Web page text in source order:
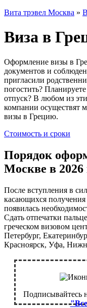
Вита трэвел Москва »
Виза в
Оформление визы в
документов и
пригласили
погостить?
отпуск? В любом из
компании осуществят
визы в Грецию.
Стоимость и сроки
Порядок
Москве в 2026
После вступления в
касающихся
появилась
Сдать отпечатки
греческом визовом
Петербург,
Красноярск, Уфа,
Подписывайтесь